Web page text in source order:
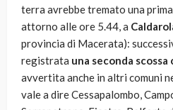
terra avrebbe tremato una
attorno alle ore 5.44, a
provincia di Macerata):
registrata una seconda
avvertita anche in altri comuni
vale a dire Cessapalombo,